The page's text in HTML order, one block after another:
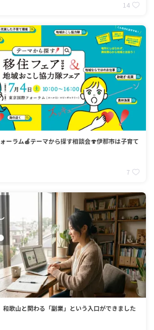
14
ーラム🍎テーマから探す相談会🍄伊那市は子育て
7
和歌山と関わる「副業」という入口ができました